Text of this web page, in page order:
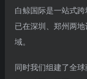
白鲸国际是一站式
已在深圳、郑州两
域。
同时我们组建了全